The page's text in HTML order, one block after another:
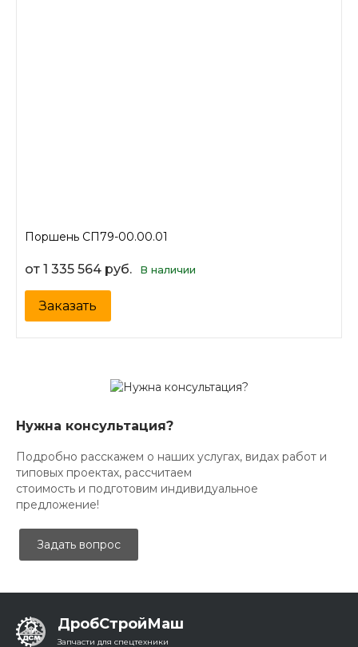
Поршень СП79-00.00.01
от 1 335 564 руб. В наличии
Заказать
Нужна консультация?
Подробно расскажем о наших услугах, видах работ и
типовых проектах, рассчитаем
стоимость и подготовим индивидуальное
предложение!
Задать вопрос
ДробСтройМаш
Запчасти для спецтехники